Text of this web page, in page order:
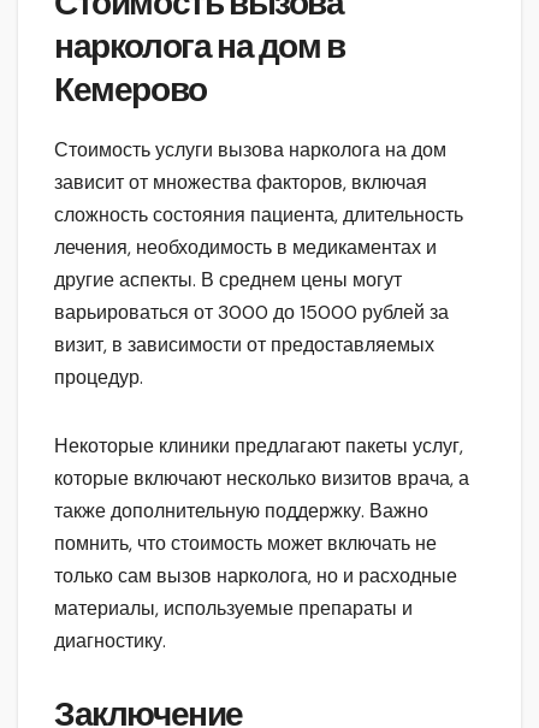
нарколога на дом в
Кемерово
Стоимость услуги вызова нарколога на дом
зависит от множества факторов, включая
сложность состояния пациента, длительность
лечения, необходимость в медикаментах и
другие аспекты. В среднем цены могут
варьироваться от 3000 до 15000 рублей за
визит, в зависимости от предоставляемых
процедур.
Некоторые клиники предлагают пакеты услуг,
которые включают несколько визитов врача, а
также дополнительную поддержку. Важно
помнить, что стоимость может включать не
только сам вызов нарколога, но и расходные
материалы, используемые препараты и
диагностику.
Заключение